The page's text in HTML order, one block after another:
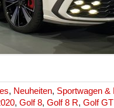
, Neuheiten, Sportwagen &
, Golf 8, Golf 8 R, Golf